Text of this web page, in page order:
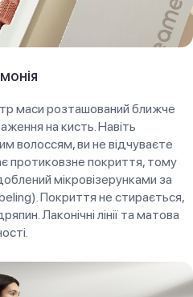
маси розташований ближче
на кисть. Навіть
волоссям, ви не відчуваєте
протиковзне покриття, тому
мікровізерунками за
Покриття не стирається,
Лаконічні лінії та матова